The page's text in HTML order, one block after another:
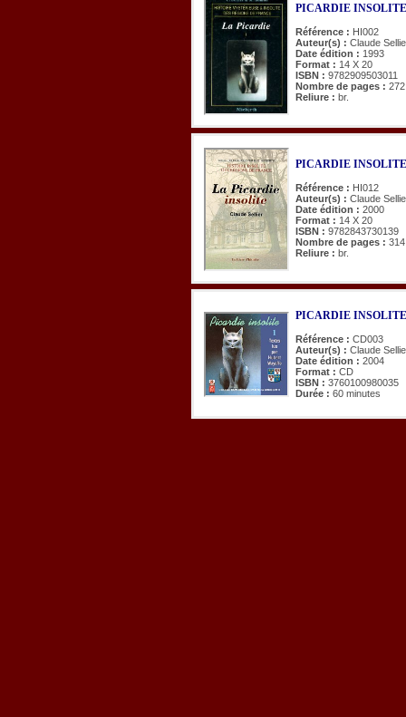
PICARDIE
Référence : HI002
Auteur(s) : Claude
Date édition : 1993
Format : 14 X 20
ISBN : 9782909503011
Nombre de pages : 272
Reliure : br.
PICARDIE
Référence : HI012
Auteur(s) : Claude
Date édition : 2000
Format : 14 X 20
ISBN : 9782843730139
Nombre de pages : 314
Reliure : br.
PICARDIE
Référence : CD003
Auteur(s) : Claude
Date édition : 2004
Format : CD
ISBN : 3760100980035
Durée : 60 minutes